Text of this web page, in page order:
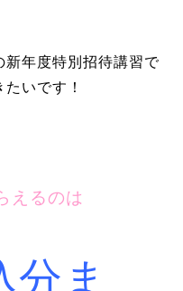
新年度特別招待講習で
いです！
えるのは
ま